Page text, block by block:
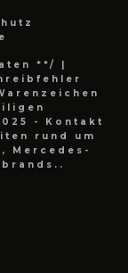
**/
|
- Kontakt
rund um
Mercedes-